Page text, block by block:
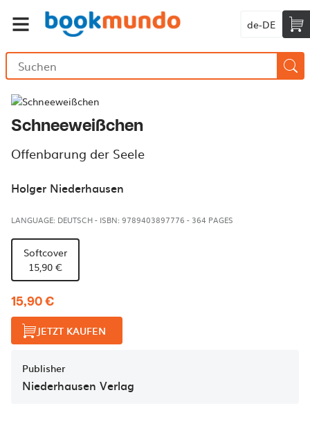
de-DE
Schneeweißchen
Offenbarung der Seele
Holger Niederhausen
LANGUAGE: DEUTSCH- ISBN: 9789403897776 - 364 PAGES
Softcover
15,90 €
15,90 €
JETZT KAUFEN
Publisher
Niederhausen Verlag